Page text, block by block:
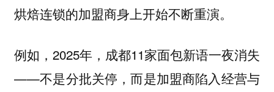
烘焙连锁的加盟商身上开始不断重演。
例如，2025年，成都11家面包新语一夜消失
——不是分批关停，而是加盟商陷入经营与